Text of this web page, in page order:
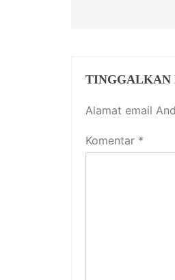
TINGGALKAN
Alamat email
Komentar *